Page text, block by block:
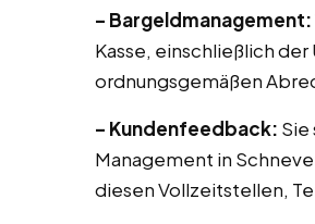
– Bargeldmanagement:
Kasse, einschließlich
ordnungsgemäßen
– Kundenfeedback: Sie
Management in
diesen Vollzeitstellen,